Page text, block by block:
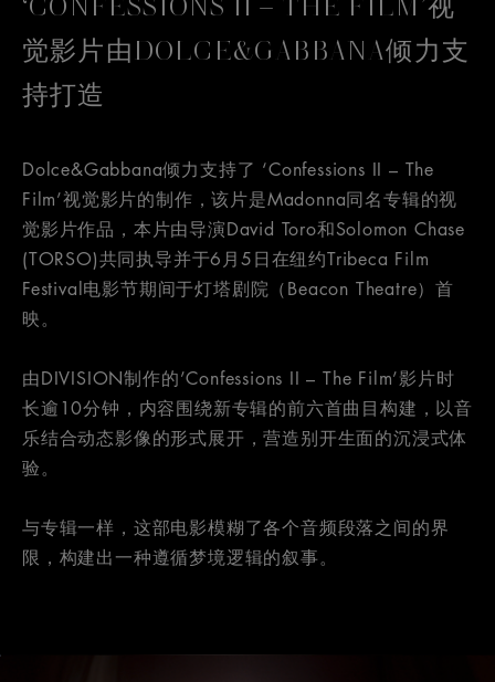
觉影片由DOLCE&GABBANA倾力支
持打造
Dolce&Gabbana倾力支持了 ‘Confessions II – The
Film’视觉影片的制作，该片是Madonna同名专辑的视
觉影片作品，本片由导演David Toro和Solomon Chase
(TORSO)共同执导并于6月5日在纽约Tribeca Film
Festival电影节期间于灯塔剧院（Beacon Theatre）首
映。
由DIVISION制作的’Confessions II – The Film’影片时
长逾10分钟，内容围绕新专辑的前六首曲目构建，以音
乐结合动态影像的形式展开，营造别开生面的沉浸式体
验。
与专辑一样，这部电影模糊了各个音频段落之间的界
限，构建出一种遵循梦境逻辑的叙事。